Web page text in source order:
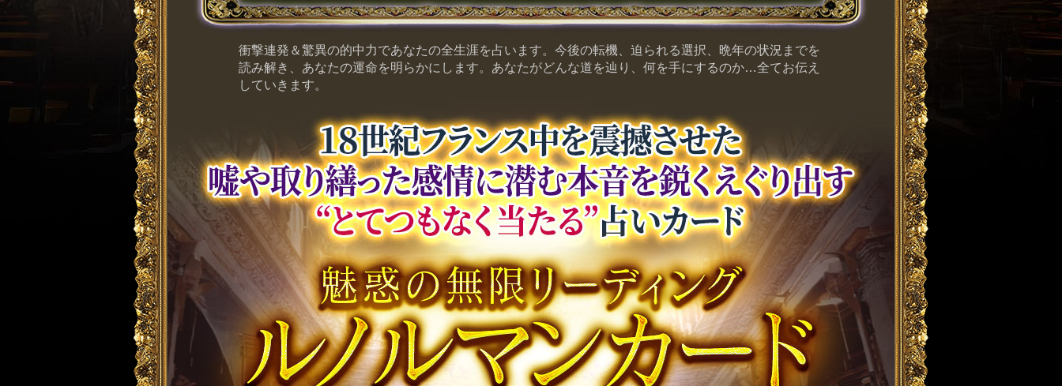
衝撃連発＆驚異の的中力であなたの全生涯を占います。今後の転機、迫られる選択、晩年の状況までを
読み解き、あなたの運命を明らかにします。あなたがどんな道を辿り、何を手にするのか…全てお伝え
していきます。